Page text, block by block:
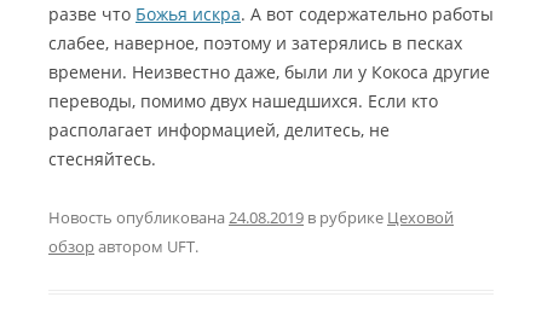
разве что Божья искра. А вот содержательно работы
слабее, наверное, поэтому и затерялись в песках
времени. Неизвестно даже, были ли у Кокоса другие
переводы, помимо двух нашедшихся. Если кто
располагает информацией, делитесь, не
стесняйтесь.
Новость опубликована24.08.2019 в рубрике Цеховой
обзоравтором UFT.